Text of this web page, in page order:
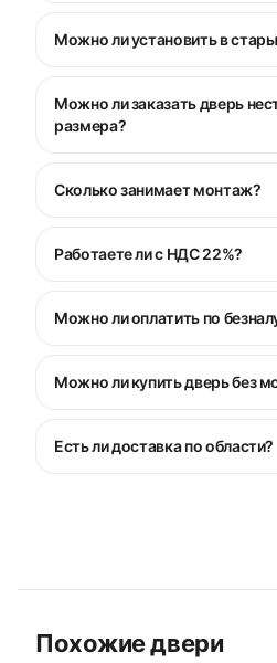
Можно ли установить в
Можно ли заказать дверь
размера?
Сколько занимает монтаж?
Работаете ли с НДС 22%?
Можно ли оплатить по
Можно ли купить дверь без
Есть ли доставка по области?
Похожие двери